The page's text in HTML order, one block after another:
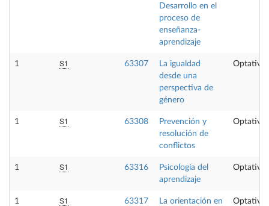
Desarrollo en el
proceso de
enseñanza-
aprendizaje
1 S1 63307
La igualdad
desde una
perspectiva de
género
Optativa
1 S1 63308
Prevención y
resolución de
conflictos
Optativa
1 S1 63316
Psicología del
aprendizaje
Optativa
1 S1 63317
La orientación en
Optativa